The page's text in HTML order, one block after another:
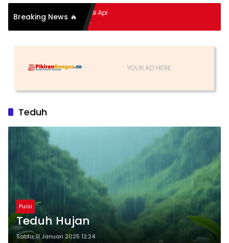
Breaking News 🔥
Hidup Meledak Jadi Api
Tragedi Menteng-
Maling Ayam di Bali
Teduh
Puisi
Teduh Hujan
Sabtu, 11 Januari 2025 12:24